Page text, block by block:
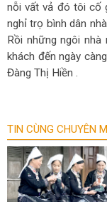
nỗi vất vả đó tôi cố
nghỉ trọ bình dân
Rồi những ngôi
khách đến ngày
Đàng Thị Hiền .
TIN CÙNG CHUYÊN